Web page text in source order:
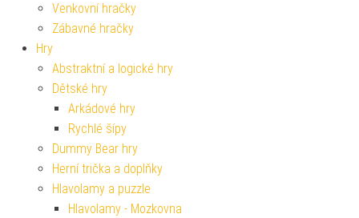
Venkovní hračky
Zábavné hračky
Hry
Abstraktní a logické hry
Dětské hry
Arkádové hry
Rychlé šípy
Dummy Bear hry
Herní trička a doplňky
Hlavolamy a puzzle
Hlavolamy - Mozkovna